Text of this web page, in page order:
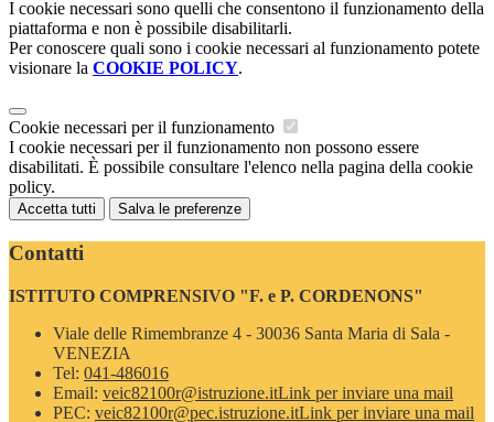
I cookie necessari sono quelli che consentono il funzionamento della
piattaforma e non è possibile disabilitarli.
Per conoscere quali sono i cookie necessari al funzionamento potete
visionare la COOKIE POLICY.
Cookie necessari per il funzionamento
I cookie necessari per il funzionamento non possono essere
disabilitati. È possibile consultare l'elenco nella pagina della cookie
policy.
Accetta tutti Salva le preferenze
Contatti
ISTITUTO COMPRENSIVO "F. e P. CORDENONS"
Viale delle Rimembranze 4 - 30036 Santa Maria di Sala -
VENEZIA
Tel: 041-486016
Email: veic82100r@istruzione.itLink per inviare una mail
PEC: veic82100r@pec.istruzione.itLink per inviare una mail